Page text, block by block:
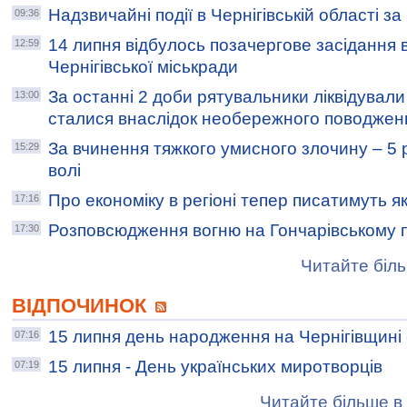
09:36 Надзвичайні події в Чернігівській області
12:59
14 липня відбулось позачергове засідання
Чернігівської міськради
13:00
За останні 2 доби рятувальники
сталися внаслідок необережного
15:29
За вчинення тяжкого умисного злочину – 5
волі
17:16 Про економіку в регіоні тепер писатимуть
17:30
Розповсюдження вогню на Гончарівському
Читайте
ВІДПОЧИНОК
07:16 15 липня день народження на Чернігівщині
07:19
15 липня - День українських миротворців
Читайте більше в